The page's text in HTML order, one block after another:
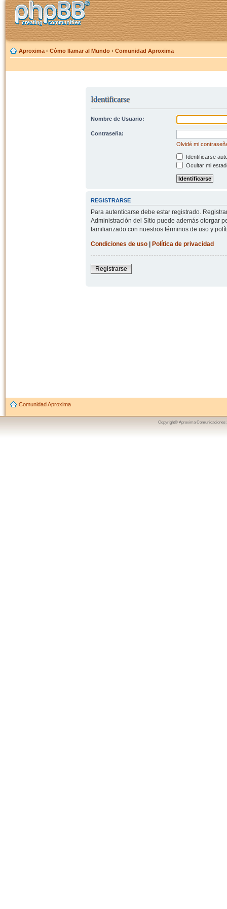
Aproxima ‹ Cómo llamar al Mundo ‹ Comunidad Aproxima
Identificarse
Nombre de Usuario:
Contraseña:
Olvidé mi
Identificarse
Ocultar mi
REGISTRARSE
Para autenticarse debe estar registrado.
Administración del Sitio puede además otorgar
familiarizado con nuestros términos de uso y
Condiciones de uso| Política de privacidad
Registrarse
Comunidad Aproxima
Copyright© Aproxima Comunicaciones